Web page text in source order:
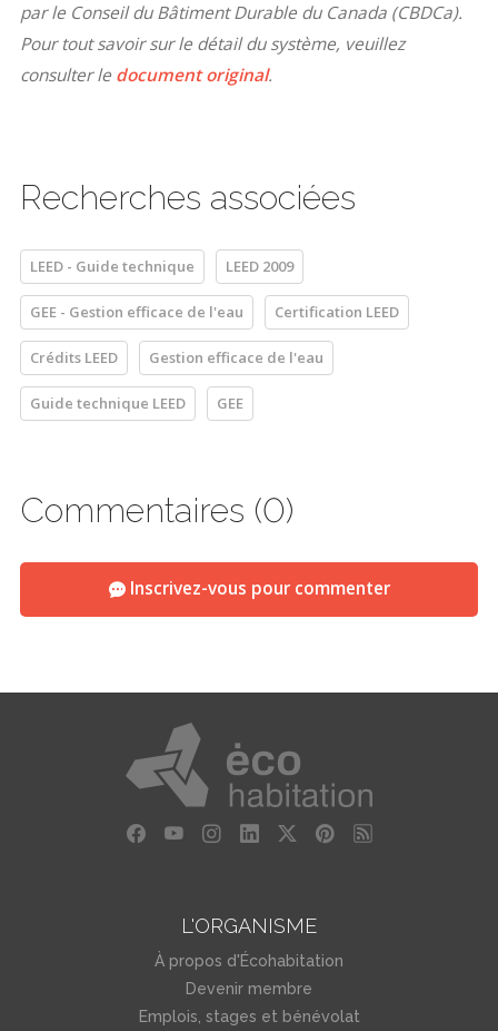
par le Conseil du Bâtiment Durable du Canada (CBDCa).
Pour tout savoir sur le détail du système, veuillez
consulter le document original.
Recherches associées
LEED - Guide technique LEED 2009
GEE - Gestion efficace de l'eau Certification LEED
Crédits LEED Gestion efficace de l'eau
Guide technique LEED GEE
Commentaires (0)
Inscrivez-vous pour commenter
L'ORGANISME
À propos d'Écohabitation
Devenir membre
Emplois, stages et bénévolat